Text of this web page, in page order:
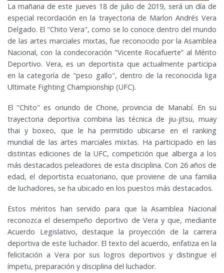
La mañana de este jueves 18 de julio de 2019, será un día de
especial recordación en la trayectoria de Marlon Andrés Vera
Delgado. El "Chito Vera", como se lo conoce dentro del mundo
de las artes marciales mixtas, fue reconocido por la Asamblea
Nacional, con la condecoración "Vicente Rocafuerte” al Mérito
Deportivo. Vera, es un deportista que actualmente participa
en la categoría de "peso gallo", dentro de la reconocida liga
Ultimate Fighting Championship (UFC).
El "Chito" es oriundo de Chone, provincia de Manabí. En su
trayectoria deportiva combina las técnica de jiu-jitsu, muay
thai y boxeo, que le ha permitido ubicarse en el ranking
mundial de las artes marciales mixtas. Ha participado en las
distintas ediciones de la UFC, competición que alberga a los
más destacados peleadores de esta disciplina. Con 26 años de
edad, el deportista ecuatoriano, que proviene de una familia
de luchadores, se ha ubicado en los puestos más destacados.
Estos méritos han servido para que la Asamblea Nacional
reconozca el desempeño deportivo de Vera y que, mediante
Acuerdo Legislativo, destaque la proyección de la carrera
deportiva de este luchador. El texto del acuerdo, enfatiza en la
felicitación a Vera por sus logros deportivos y distingue el
ímpetu, preparación y disciplina del luchador.